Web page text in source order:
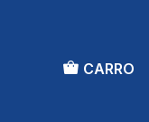
CARRO